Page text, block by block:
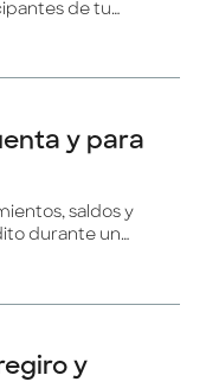
de tu
hoy y dividirlo
hacerlo.
y para
saldos y
durante un
diferencias entre
y